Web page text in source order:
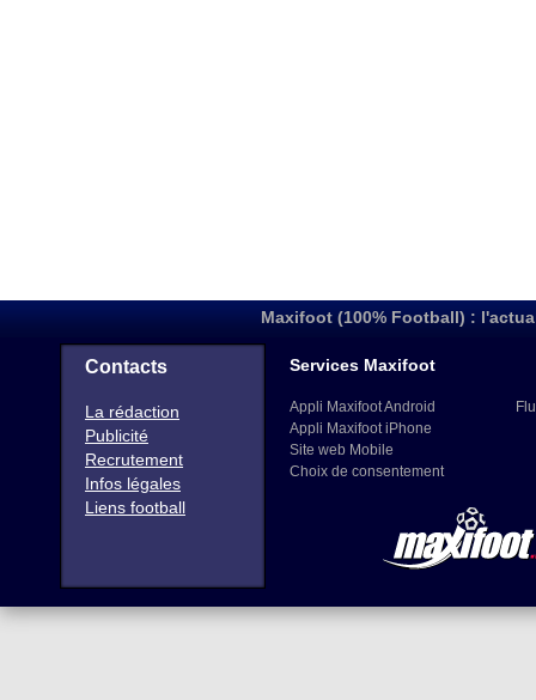
Maxifoot (100% Football) :
Contacts
La rédaction
Publicité
Recrutement
Infos légales
Liens football
Services Maxifoot
Appli Maxifoot Android
Appli Maxifoot iPhone
Site web Mobile
Choix de consentement